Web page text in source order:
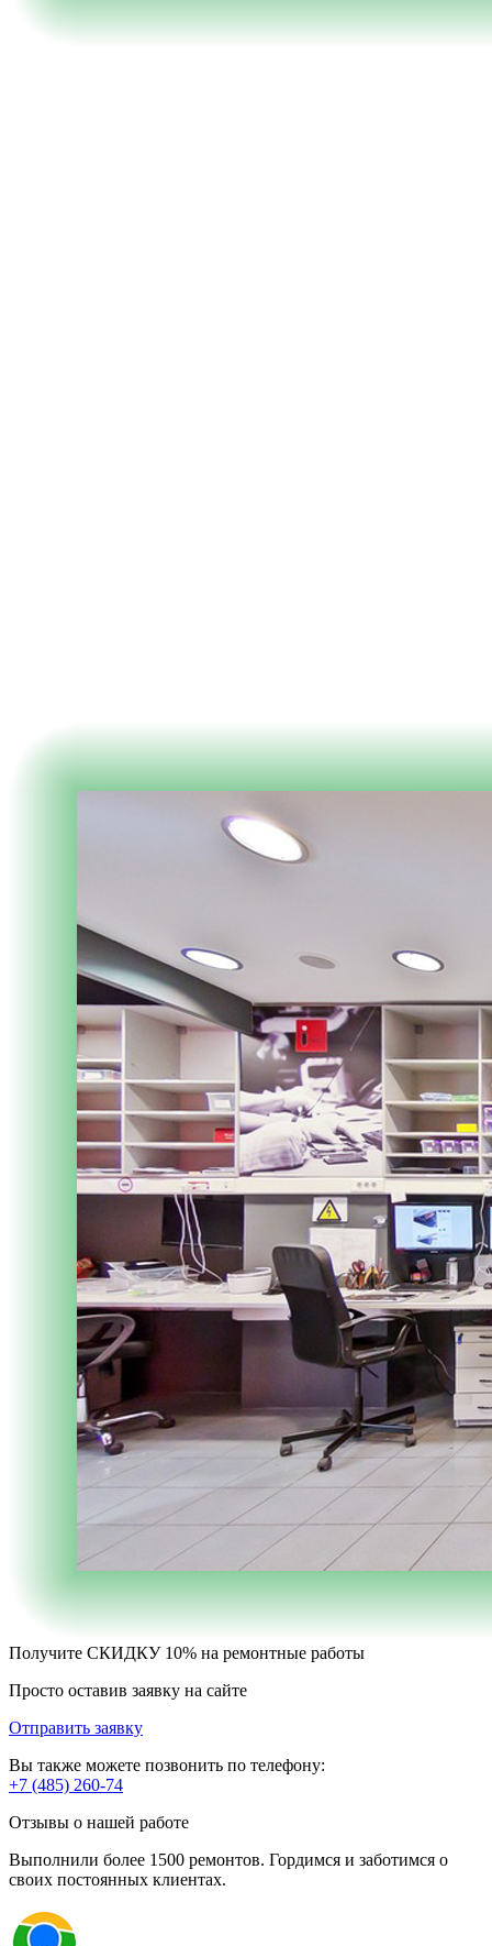
Получите СКИДКУ 10% на ремонтные работы
Просто оставив заявку на сайте
Отправить заявку
Вы также можете позвонить по телефону:
+7 (485) 260-74
Отзывы о нашей работе
Выполнили более 1500 ремонтов. Гордимся и заботимся о
своих постоянных клиентах.